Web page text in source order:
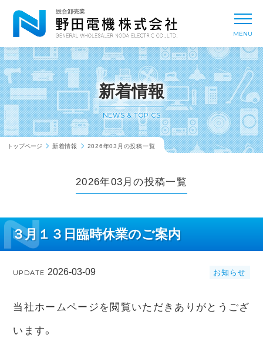
総合卸売業
MENU
会社概要 COMPANY
取扱メーカー MANUFACTURER
拠点一覧 OFFICE
新着情報
NEWS & TOPICS
トップページ 新着情報 2026年03月の投稿一覧
2026年03月の投稿一覧
３月１３日臨時休業のご案内
UPDATE 2026-03-09 お知らせ
当社ホームページを閲覧いただきありがとうござ
います。